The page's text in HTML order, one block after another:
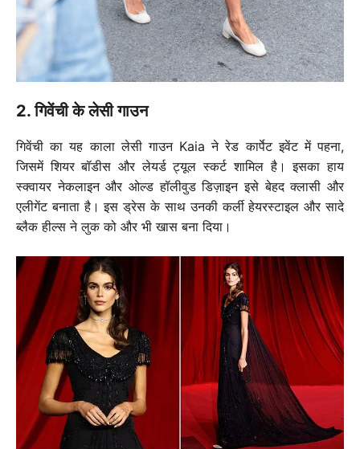
2. गिवेंची के लेसी गाउन
गिवेंची का यह काला लेसी गाउन Kaia ने रेड कार्पेट इवेंट में पहना,
जिसमें शियर बॉडीस और लेयर्ड ट्यूल स्कर्ट शामिल है। इसका हाय
स्क्वायर नेकलाइन और ओल्ड हॉलीवुड डिज़ाइन इसे बेहद क्लासी और
एलीगेंट बनाता है। इस ड्रेस के साथ उनकी कर्ली हेयरस्टाइल और सादे
ब्लैक हील्स ने लुक को और भी खास बना दिया।